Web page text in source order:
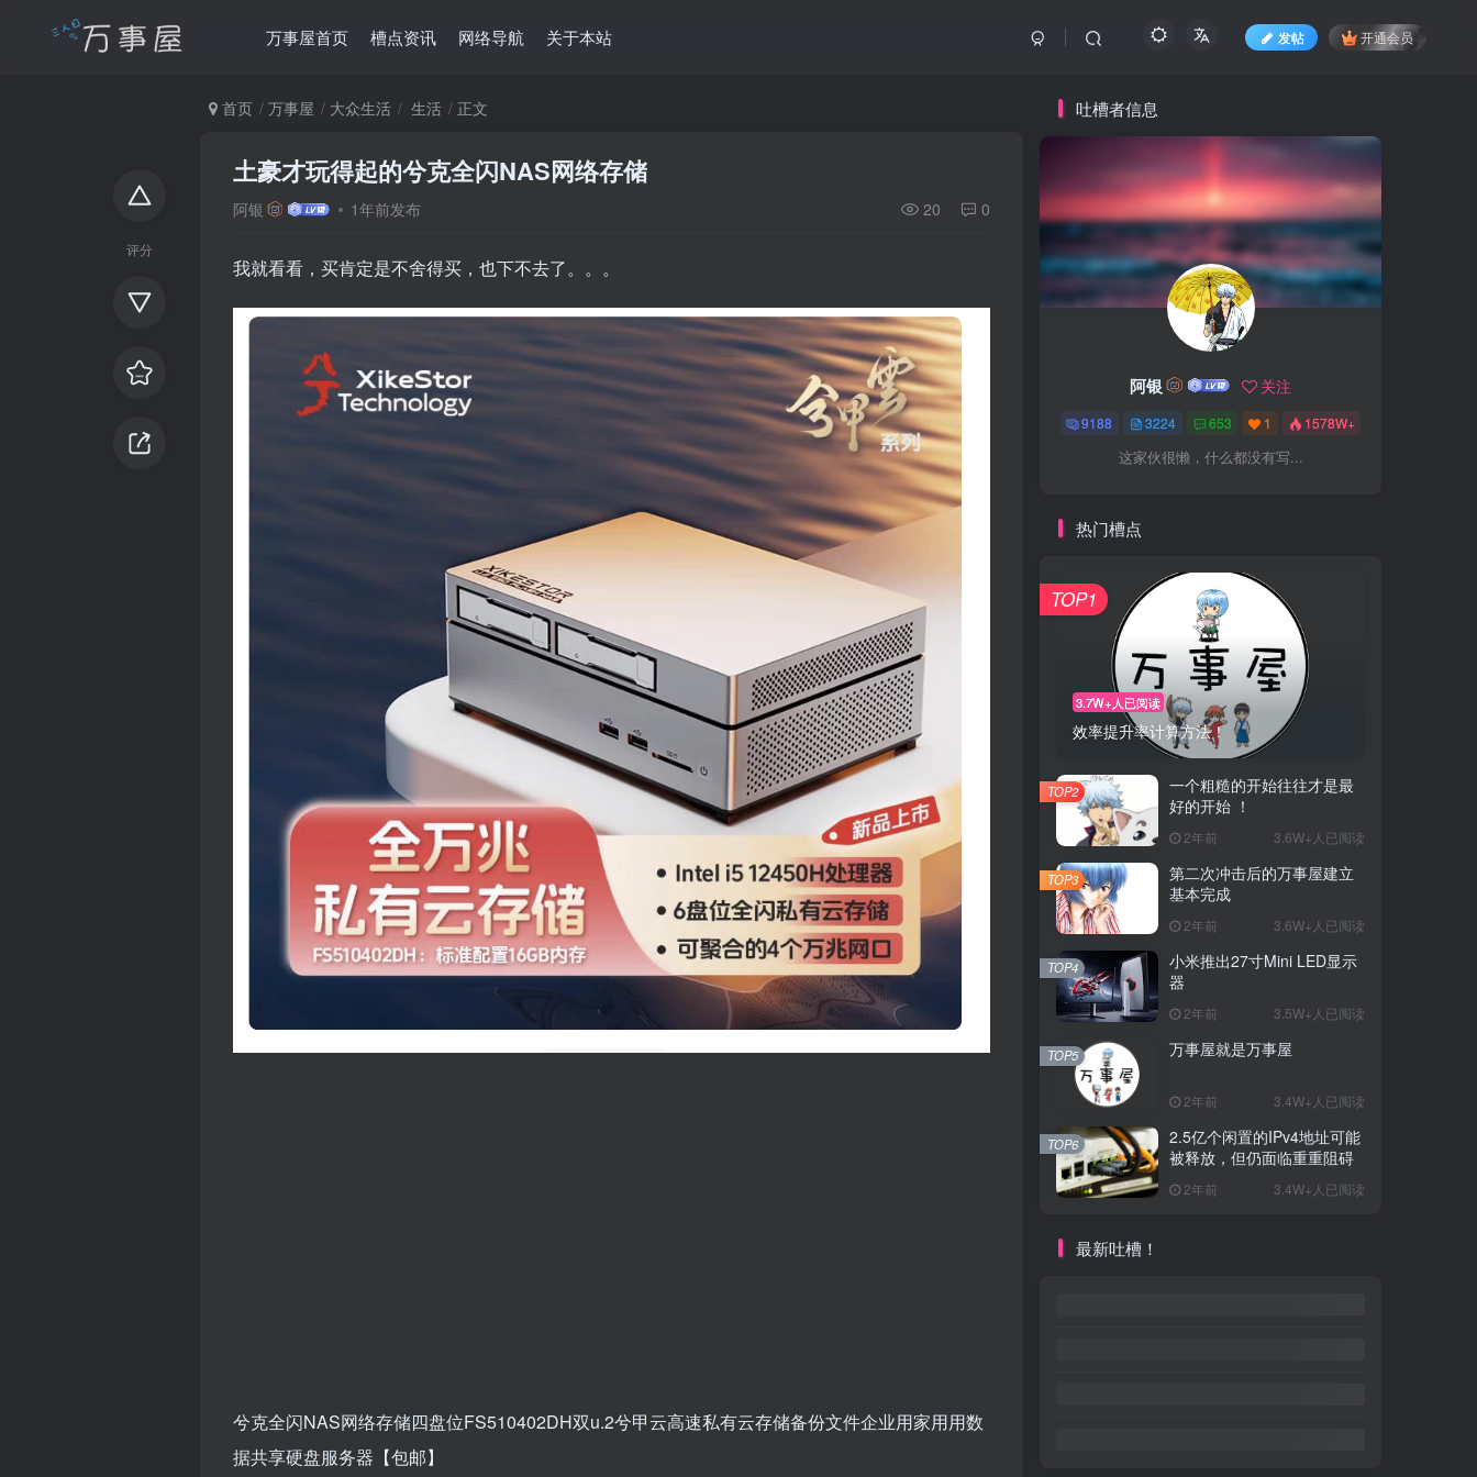
万事屋首页 槽点资讯 网络导航 关于本站 发帖 开通会员
评分
首页 万事屋 大众生活 生活 正文
土豪才玩得起的兮克全闪NAS网络存储
阿银 1年前发布 20 0
我就看看，买肯定是不舍得买，也下不去了。。。
兮克全闪NAS网络存储四盘位FS510402DH双u.2兮甲云高速私有云存储备份文件企业用家用用数
据共享硬盘服务器【包邮】
吐槽者信息
阿银 关注
9188 3224 653 1 1578W+
这家伙很懒，什么都没有写...
热门槽点
3.7W+人已阅读
效率提升率计算方法！
TOP1
一个粗糙的开始往往才是最
好的开始 ！
2年前 3.6W+人已阅读
TOP2
第二次冲击后的万事屋建立
基本完成
2年前 3.6W+人已阅读
TOP3
小米推出27寸Mini LED显示
器
2年前 3.5W+人已阅读
TOP4
万事屋就是万事屋
2年前 3.4W+人已阅读
TOP5
2.5亿个闲置的IPv4地址可能
被释放，但仍面临重重阻碍
2年前 3.4W+人已阅读
TOP6
最新吐槽！